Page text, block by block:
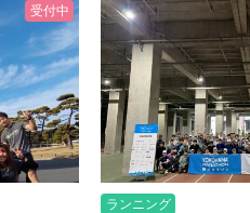
受付中
ランニング